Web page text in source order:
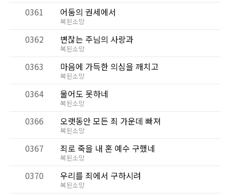
0361 어둠의 권세에서
복된소망
0362 변찮는 주님의 사랑과
복된소망
0363 마음에 가득한 의심을 깨치고
복된소망
0364 울어도 못하네
복된소망
0366 오랫동안 모든 죄 가운데 빠져
복된소망
0367 죄로 죽을 내 혼 예수 구했네
복된소망
0370 우리를 죄에서 구하시려
복된소망